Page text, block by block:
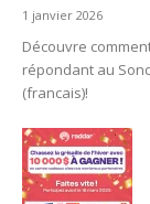
1 janvier 2026
Découvre
répondant au
(francais)!